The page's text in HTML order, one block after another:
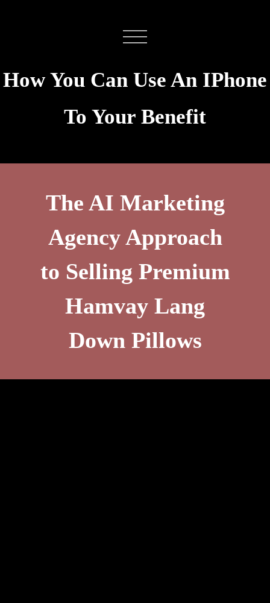
How You Can Use An IPhone
To Your Benefit
The AI Marketing
Agency Approach
to Selling Premium
Hamvay Lang
Down Pillows